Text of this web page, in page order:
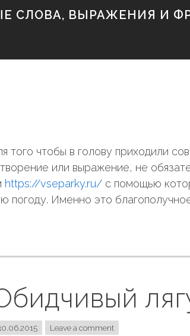
СЛОВА, ВЫРАЖЕНИЯ И
того чтобы в голову приходили
или выражение, не
https://vseparky.ru/ с помощью
погоду. Именно это
Leave a comment